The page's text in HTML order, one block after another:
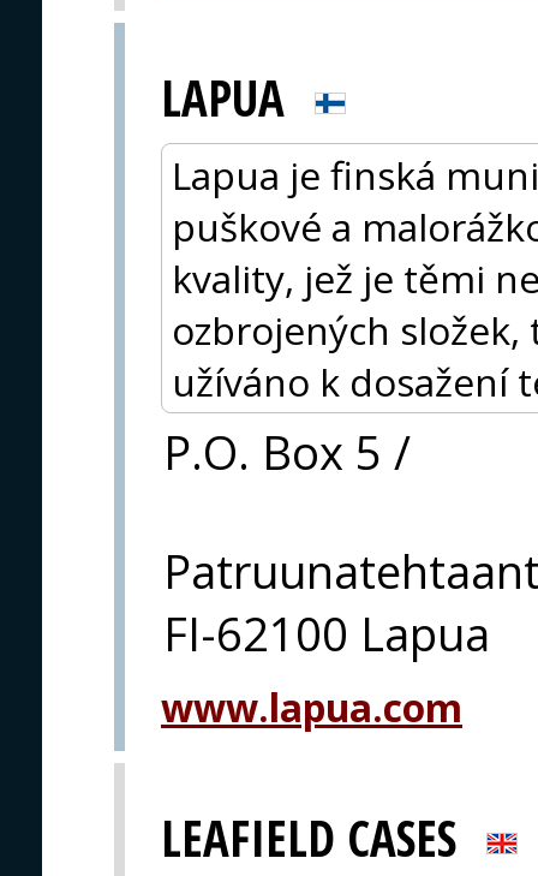
LAPUA
Lapua je finská
puškové a
kvality, jež je těmi
ozbrojených
užíváno k dosažení
P.O. Box 5 /
FI-62100 Lapua
www.lapua.com
LEAFIELD CASES